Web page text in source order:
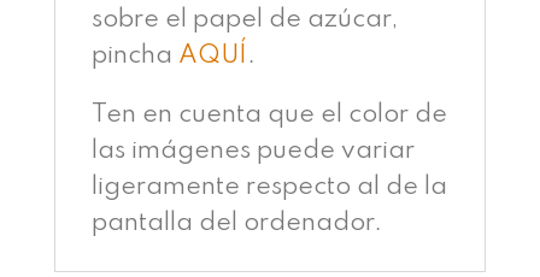
sobre el papel de azúcar,
pincha AQUÍ .
Ten en cuenta que el color de
las imágenes puede variar
ligeramente respecto al de la
pantalla del ordenador.